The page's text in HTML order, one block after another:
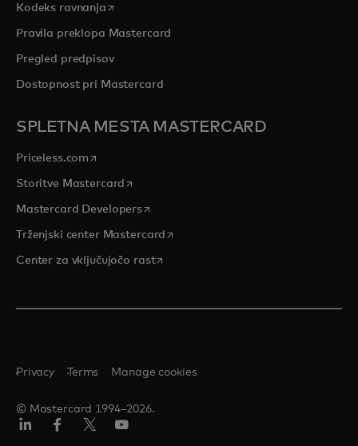
Kodeks ravnanjaopens in a new tab
Pravila preklopa Mastercard
Pregled predpisov
Dostopnost pri Mastercard
SPLETNA MESTA MASTERCARD
Priceless.com opens in a new tab
Storitve Mastercard opens in a new tab
Mastercard Developersopens in a new tab
Trženjski center Mastercard opens in a new tab
Center za vključujočo rastopens in a new tab
© Mastercard 1994–2026.
Privacy Terms Manage cookies